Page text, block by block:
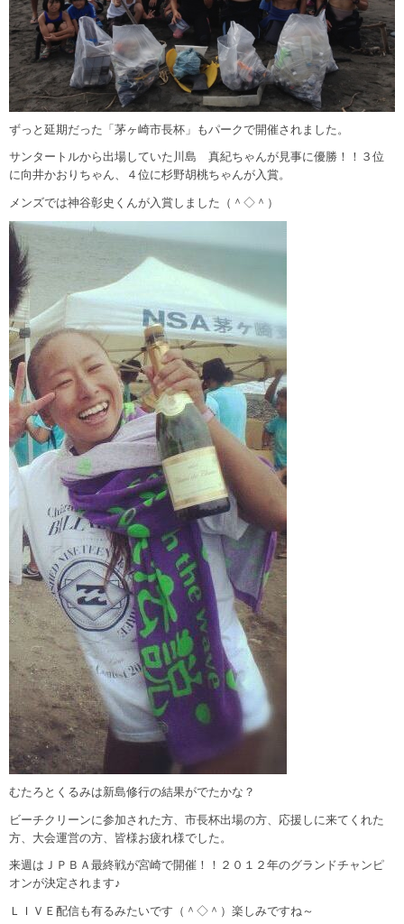
ずっと延期だった「茅ヶ崎市長杯」もパークで開催されました。
サンタートルから出場していた川島 真紀ちゃんが見事に優勝！！３位
に向井かおりちゃん、４位に杉野胡桃ちゃんが入賞。
メンズでは神谷彰史くんが入賞しました（＾◇＾）
むたろとくるみは新島修行の結果がでたかな？
ビーチクリーンに参加された方、市長杯出場の方、応援しに来てくれた
方、大会運営の方、皆様お疲れ様でした。
来週はＪＰＢＡ最終戦が宮崎で開催！！２０１２年のグランドチャンピ
オンが決定されます♪
ＬＩＶＥ配信も有るみたいです（＾◇＾）楽しみですね～